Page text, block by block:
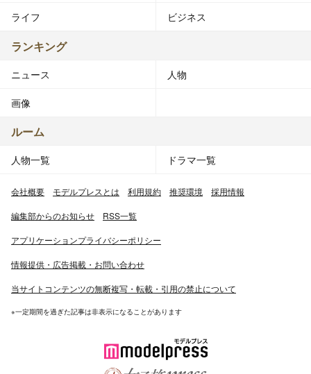
ライフ ビジネス
ランキング
ニュース 人物
画像
ルーム
人物一覧 ドラマ一覧
会社概要 モデルプレスとは 利用規約 推奨環境 採用情報
編集部からのお知らせ RSS一覧
アプリケーションプライバシーポリシー
情報提供・広告掲載・お問い合わせ
当サイトコンテンツの無断複写・転載・引用の禁止について
※一定期間を過ぎた記事は非表示になることがあります